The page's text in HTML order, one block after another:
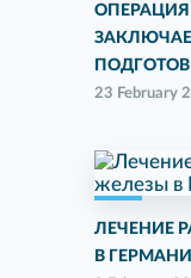
ОПЕРАЦИЯ
23 February
ЛЕЧЕНИЕ
В